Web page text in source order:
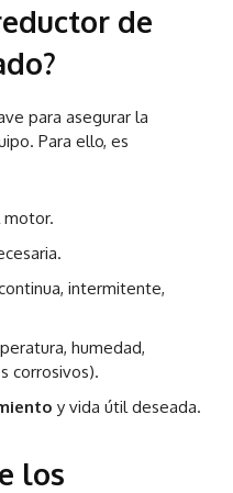
de
para asegurar la
Para ello, es
intermitente,
humedad,
corrosivos).
y vida útil deseada.
los